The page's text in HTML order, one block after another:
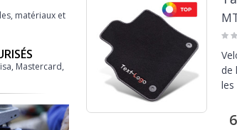
de
les
matériaux et
Mastercard,